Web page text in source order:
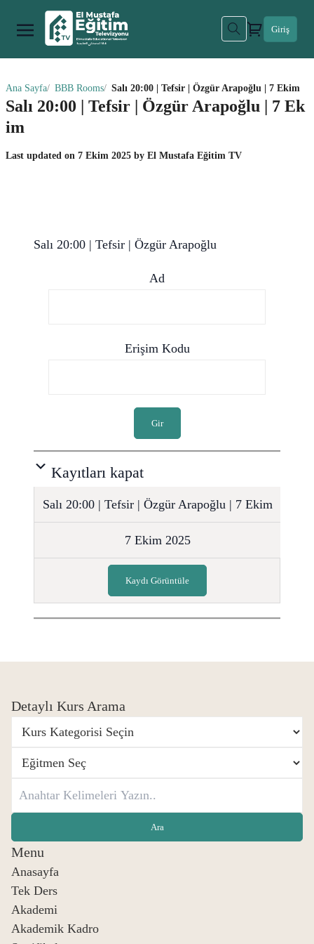
Giriş
Ana Sayfa BBB Rooms Salı 20:00 | Tefsir | Özgür Arapoğlu | 7 Ekim
Salı 20:00 | Tefsir | Özgür Arapoğlu | 7 Ek
im
Last updated on 7 Ekim 2025 by El Mustafa Eğitim TV
Salı 20:00 | Tefsir | Özgür Arapoğlu
Ad
Erişim Kodu
Gir
Kayıtları kapat
Salı 20:00 | Tefsir | Özgür Arapoğlu | 7 Ekim
7 Ekim 2025
Kaydı Görüntüle
Detaylı Kurs Arama
Menu
Anasayfa
Tek Ders
Akademi
Akademik Kadro